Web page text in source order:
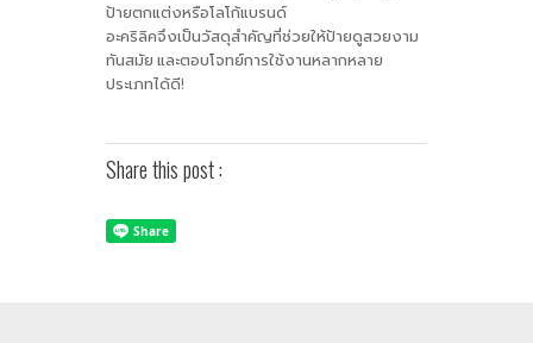
ป้ายตกแต่งหรือโลโก้แบรนด์
อะคริลิคจึงเป็นวัสดุสำคัญที่ช่วยให้ป้ายดูสวยงาม
ทันสมัย และตอบโจทย์การใช้งานหลากหลาย
ประเภทได้ดี!
Share this post :